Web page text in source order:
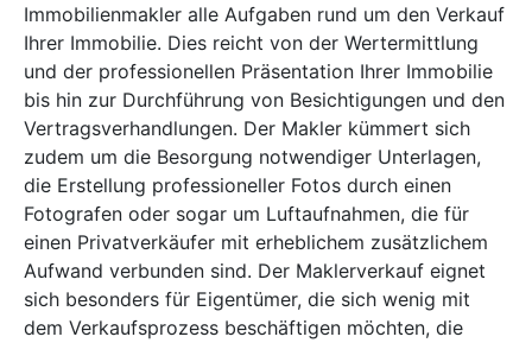
Immobilienmakler alle Aufgaben rund um den Verkauf
Ihrer Immobilie. Dies reicht von der Wertermittlung
und der professionellen Präsentation Ihrer Immobilie
bis hin zur Durchführung von Besichtigungen und den
Vertragsverhandlungen. Der Makler kümmert sich
zudem um die Besorgung notwendiger Unterlagen,
die Erstellung professioneller Fotos durch einen
Fotografen oder sogar um Luftaufnahmen, die für
einen Privatverkäufer mit erheblichem zusätzlichem
Aufwand verbunden sind. Der Maklerverkauf eignet
sich besonders für Eigentümer, die sich wenig mit
dem Verkaufsprozess beschäftigen möchten, die